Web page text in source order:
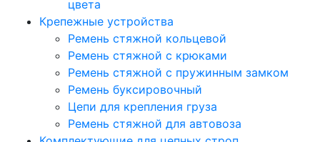
цвета
Крепежные устройства
Ремень стяжной кольцевой
Ремень стяжной с крюками
Ремень стяжной с пружинным замком
Ремень буксировочный
Цепи для крепления груза
Ремень стяжной для автовоза